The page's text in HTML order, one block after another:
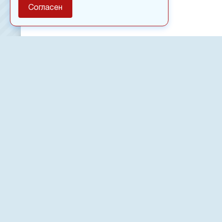
Согласен